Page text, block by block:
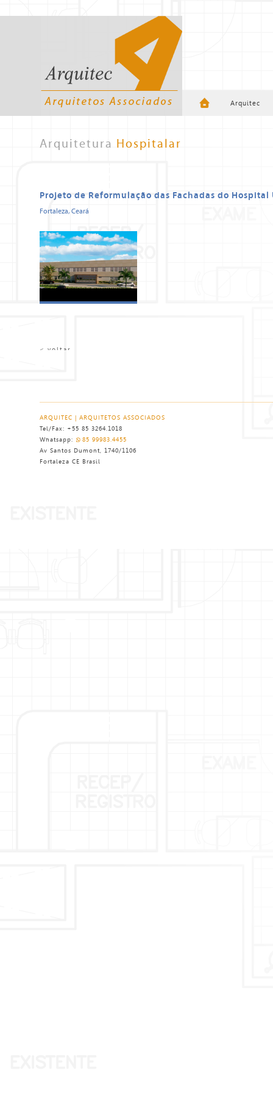
Arquitec
Arquitetura Hospitalar
Projeto de Reformulação das Fachadas do
Fortaleza, Ceará
< voltar
ARQUITEC | ARQUITETOS ASSOCIADOS
Tel/Fax: +55 85 3264.1018
Whatsapp:
85 99983.4455
Av Santos Dumont, 1740/1106
Fortaleza CE Brasil